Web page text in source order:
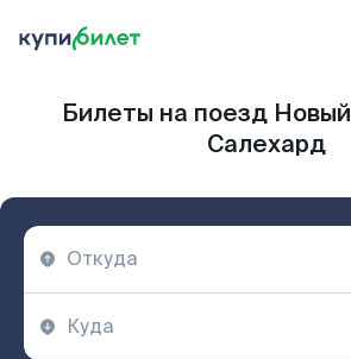
Билеты на поезд
Салехард